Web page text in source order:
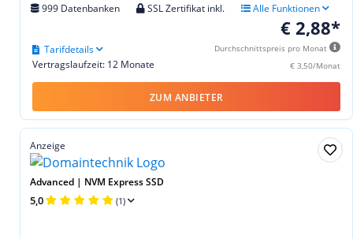
999 Datenbanken SSL Zertifikat inkl. Alle Funktionen
€ 2,88*
Durchschnittspreis pro Monat
€ 3,50/Monat
Vertragslaufzeit: 12 Monate
Tarifdetails
ZUM ANBIETER
Anzeige
Advanced | NVM Express SSD
5,0 (1)